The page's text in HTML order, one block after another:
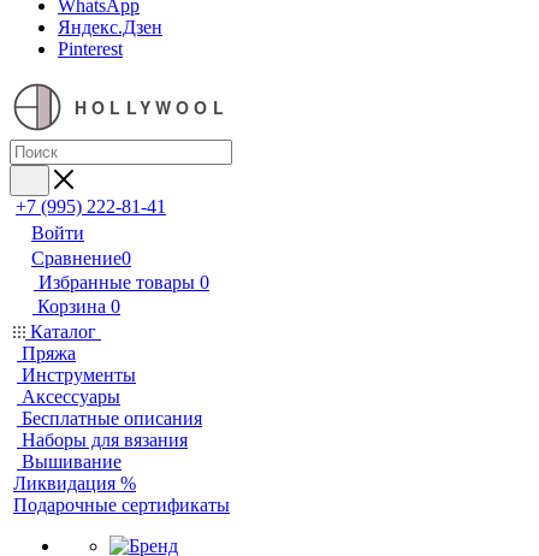
WhatsApp
Яндекс.Дзен
Pinterest
HOLLYWOOL
+7 (995) 222-81-41
Войти
Сравнение0
Избранные товары 0
Корзина 0
Каталог
Пряжа
Инструменты
Аксессуары
Бесплатные описания
Наборы для вязания
Вышивание
Ликвидация %
Подарочные сертификаты